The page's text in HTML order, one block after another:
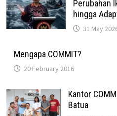
Perubahan
hingga
31 May
Mengapa COMMIT?
20 February 2016
Kantor
Batua